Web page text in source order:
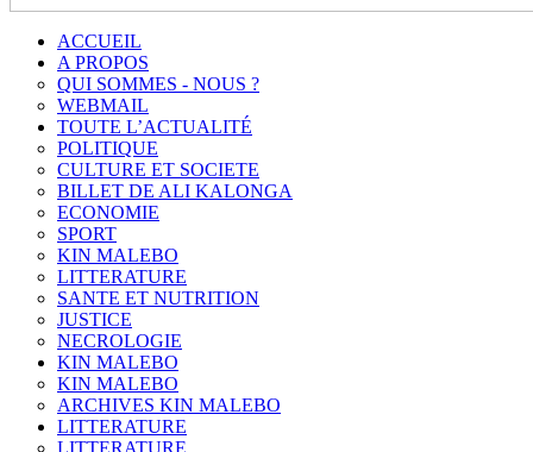
ACCUEIL
A PROPOS
QUI SOMMES - NOUS ?
WEBMAIL
TOUTE L’ACTUALITÉ
POLITIQUE
CULTURE ET SOCIETE
BILLET DE ALI KALONGA
ECONOMIE
SPORT
KIN MALEBO
LITTERATURE
SANTE ET NUTRITION
JUSTICE
NECROLOGIE
KIN MALEBO
KIN MALEBO
ARCHIVES KIN MALEBO
LITTERATURE
LITTERATURE